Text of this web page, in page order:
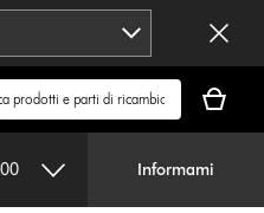
carrello
è
Informami